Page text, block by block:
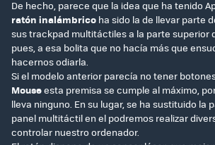
De hecho, parece que la idea que ha tenido
ratón inalámbrico ha sido la de llevar parte
sus trackpad multitáctiles a la parte superior
pues, a esa bolita que no hacía más que
hacernos odiarla.
Si el modelo anterior parecía no tener
Mouseesta premisa se cumple al máximo,
lleva ninguno. En su lugar, se ha sustituido la
panel multitáctil en el podremos realizar
controlar nuestro ordenador.